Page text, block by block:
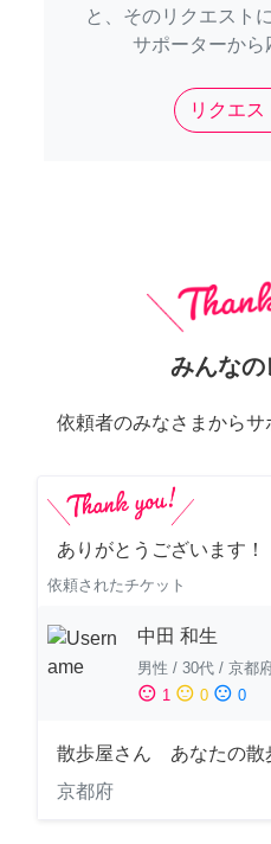
と、そのリクエスト
サポーターから
リクエス
みんな
依頼者のみなさまから
ありがとうございます！
依頼されたチケット
中田 和生
男性 / 30代 / 京都
sentiment_satisfied 1 sentiment_neutral 0 sentiment_dissatisfied 0
散歩屋さん あなたの散
京都府